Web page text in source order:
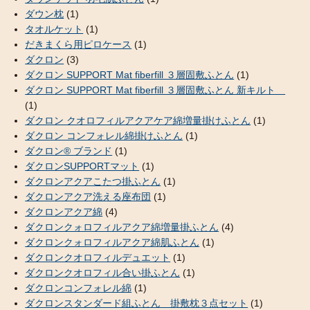
ダウン枕 (1)
タオルケット (1)
だきまくら用ピロケース (1)
ダクロン (3)
ダクロン SUPPORT Mat fiberfill ３層固敷ふとん (1)
ダクロン SUPPORT Mat fiberfill ３層固敷ふとん 新キルト
(1)
ダクロン クオロフィルアクアケア綿増量掛けふとん (1)
ダクロン コンフォレル綿掛けふとん (1)
ダクロン® ブランド (1)
ダクロンSUPPORTマット (1)
ダクロンアクアこたつ掛ふとん (1)
ダクロンアクア洗える座布団 (1)
ダクロンアクア綿 (4)
ダクロンクォロフィルアクア綿増量掛ふとん (4)
ダクロンクォロフィルアクア綿肌ふとん (1)
ダクロンクオロフィルデュエット (1)
ダクロンクオロフィル合い掛ふとん (1)
ダクロンコンフォレル綿 (1)
ダクロンスタンダード組ふとん 掛敷枕３点セット (1)